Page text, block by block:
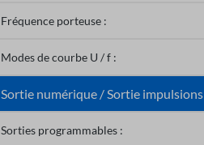
Fréquence porteuse :
Modes de courbe U / f :
Sortie numérique / Sortie impulsions
Sorties programmables :